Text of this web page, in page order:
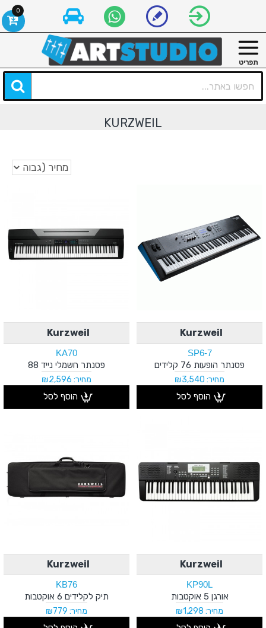
KURZWEIL
Kurzweil
SP6-7
פסנתר הופעות 76 קלידים
מחיר: ₪3,540
הוסף לסל
Kurzweil
KA70
פסנתר חשמלי נייד 88
מחיר: ₪2,596
הוסף לסל
Kurzweil
KP90L
אורגן 5 אוקטבות
מחיר: ₪1,298
Kurzweil
KB76
תיק לקלידים 6 אוקטבות
מחיר: ₪779
0